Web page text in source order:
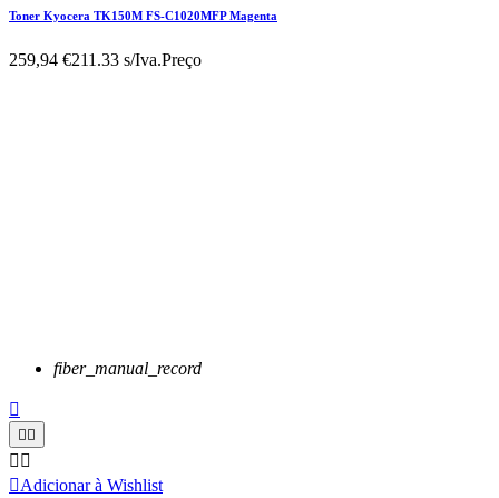
Toner Kyocera TK150M FS-C1020MFP Magenta
259,94 €211.33 s/Iva.Preço
fiber_manual_record

 
 
Adicionar à Wishlist